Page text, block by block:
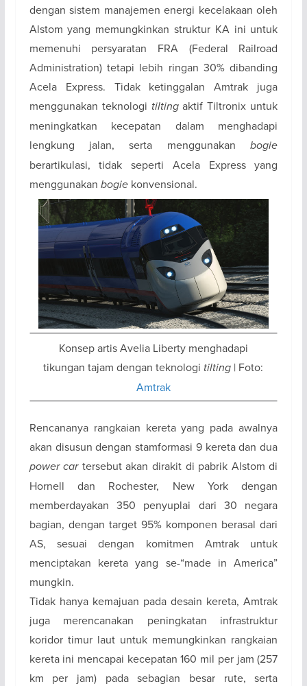
dengan sistem manajemen energi kecelakaan oleh
Alstom yang memungkinkan struktur KA ini untuk
memenuhi persyaratan FRA (Federal Railroad
Administration) tetapi lebih ringan 30% dibanding
Acela Express. Tidak ketinggalan Amtrak juga
menggunakan teknologi tiltingaktif Tiltronix untuk
meningkatkan kecepatan dalam menghadapi
lengkung jalan, serta menggunakanbogie
berartikulasi, tidak seperti Acela Express yang
menggunakan bogiekonvensional.
Konsep artis Avelia Liberty menghadapi
tikungan tajam dengan teknologi tilting | Foto:
Amtrak
Rencananya rangkaian kereta yang pada awalnya
akan disusun dengan stamformasi 9 kereta dan dua
power cartersebut akan dirakit di pabrik Alstom di
Hornell dan Rochester, New York dengan
memberdayakan 350 penyuplai dari 30 negara
bagian, dengan target 95% komponen berasal dari
AS, sesuai dengan komitmen Amtrak untuk
menciptakan kereta yang se-“made in America”
mungkin.
Tidak hanya kemajuan pada desain kereta, Amtrak
juga merencanakan peningkatan infrastruktur
koridor timur laut untuk memungkinkan rangkaian
kereta ini mencapai kecepatan 160 mil per jam (257
km per jam) pada sebagian besar rute, serta